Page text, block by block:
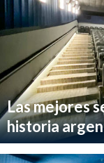
Las mejores
historia